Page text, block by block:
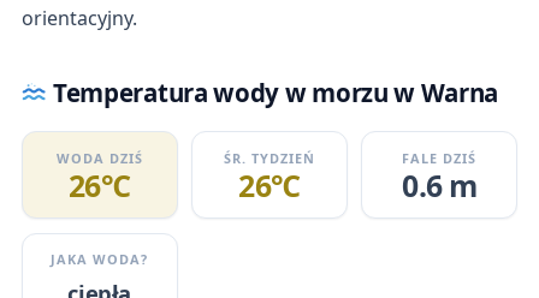
orientacyjny.
Temperatura wody w morzu w Warna
WODA DZIŚ
26℃
ŚR. TYDZIEŃ
26℃
FALE DZIŚ
0.6 m
JAKA WODA?